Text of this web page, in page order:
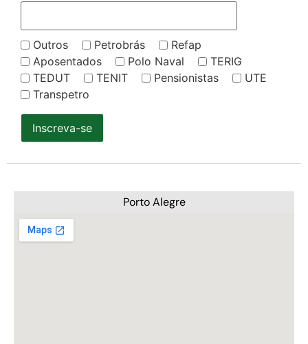
Outros Petrobrás
Refap
Aposentados
Polo Naval
TERIG
TEDUT
TENIT Pensionistas
UTE
Transpetro
Inscreva-se
Porto Alegre